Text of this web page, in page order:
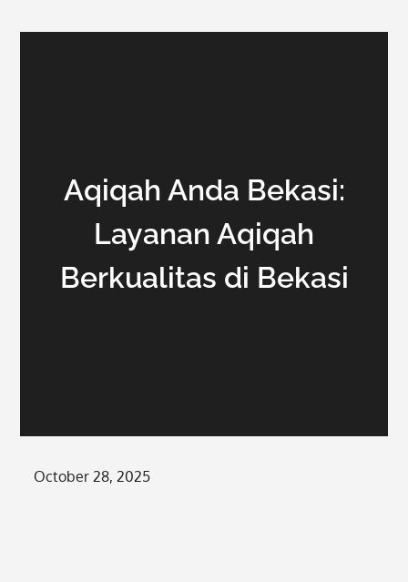
Aqiqah Anda Bekasi:
Layanan Aqiqah
Berkualitas di Bekasi
Posted
October 28, 2025